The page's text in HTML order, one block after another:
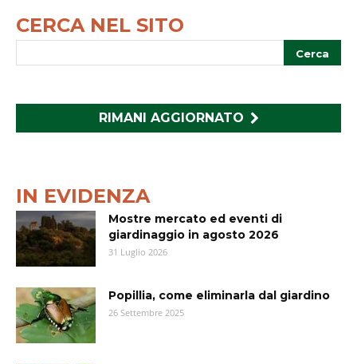
CERCA NEL SITO
RIMANI AGGIORNATO
IN EVIDENZA
Mostre mercato ed eventi di
giardinaggio in agosto 2026
31 Luglio 2026
Popillia, come eliminarla dal giardino
26 Settembre 2025